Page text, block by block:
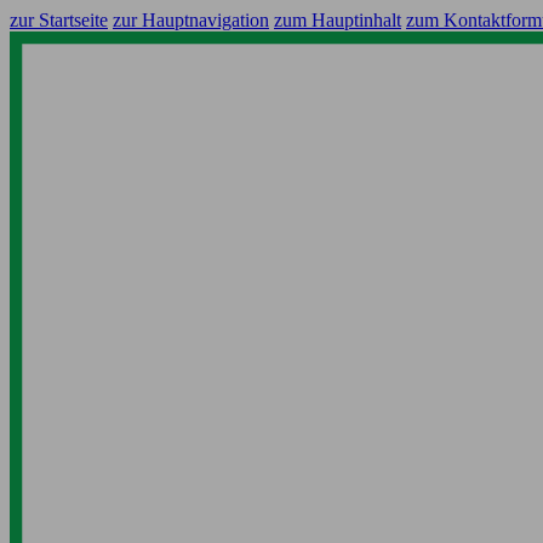
zur Startseite zur Hauptnavigation zum Hauptinhalt zum